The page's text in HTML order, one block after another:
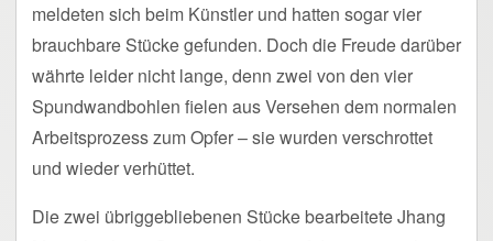
meldeten sich beim Künstler und hatten sogar vier
brauchbare Stücke gefunden. Doch die Freude darüber
währte leider nicht lange, denn zwei von den vier
Spundwandbohlen fielen aus Versehen dem normalen
Arbeitsprozess zum Opfer – sie wurden verschrottet
und wieder verhüttet.
Die zwei übriggebliebenen Stücke bearbeitete Jhang